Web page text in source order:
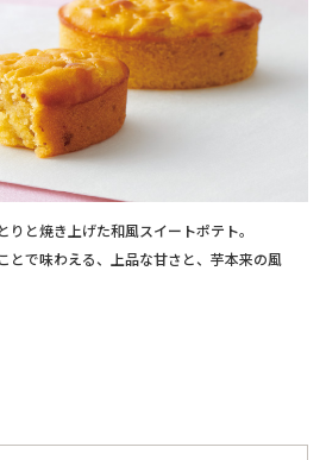
と焼き上げた和風スイートポテト。
とで味わえる、上品な甘さと、芋本来の風